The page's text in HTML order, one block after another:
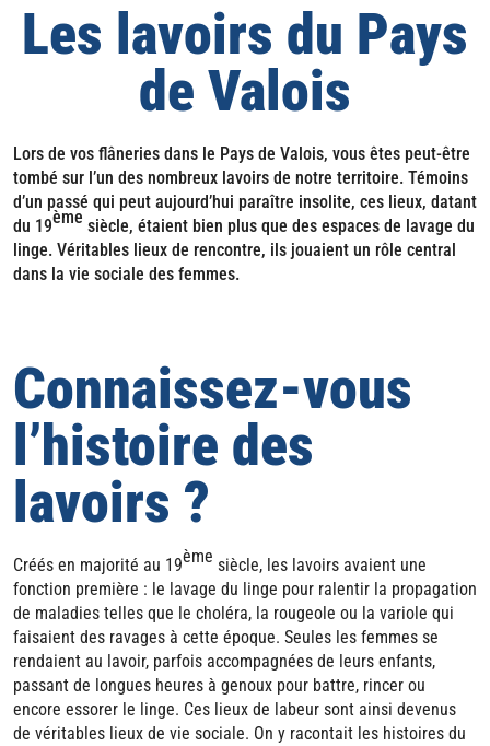
Les lavoirs du Pays
de Valois
Lors de vos flâneries dans le Pays de Valois, vous êtes peut-être
tombé sur l’un des nombreux lavoirs de notre territoire. Témoins
d’un passé qui peut aujourd’hui paraître insolite, ces lieux, datant
du 19ème siècle, étaient bien plus que des espaces de lavage du
linge. Véritables lieux de rencontre, ils jouaient un rôle central
dans la vie sociale des femmes.
Connaissez-vous
l’histoire des
lavoirs ?
Créés en majorité au 19ème siècle, les lavoirs avaient une
fonction première : le lavage du linge pour ralentir la propagation
de maladies telles que le choléra, la rougeole ou la variole qui
faisaient des ravages à cette époque. Seules les femmes se
rendaient au lavoir, parfois accompagnées de leurs enfants,
passant de longues heures à genoux pour battre, rincer ou
encore essorer le linge. Ces lieux de labeur sont ainsi devenus
de véritables lieux de vie sociale. On y racontait les histoires du